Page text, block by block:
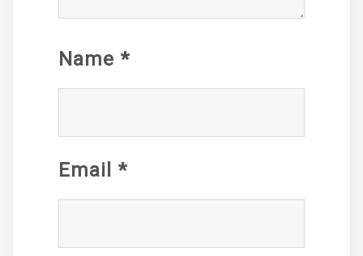
Name *
Email *